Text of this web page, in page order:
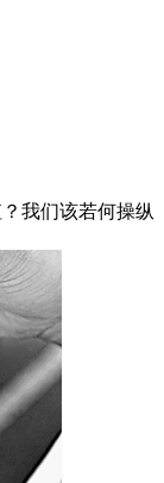
我们该若何操纵